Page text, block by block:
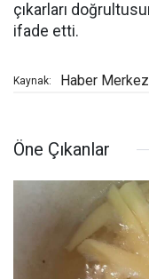
çıkarları
ifade etti.
Kaynak: Haber
Öne Çıkanlar